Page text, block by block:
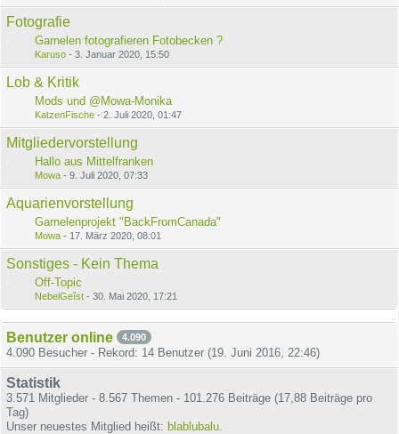
Fotografie
Garnelen fotografieren Fotobecken ?
Karuso - 3. Januar 2020, 15:50
Lob & Kritik
Mods und @Mowa-Monika
KatzenFische - 2. Juli 2020, 01:47
Mitgliedervorstellung
Hallo aus Mittelfranken
Mowa - 9. Juli 2020, 07:33
Aquarienvorstellung
Garnelenprojekt "BackFromCanada"
Mowa - 17. März 2020, 08:01
Sonstiges - Kein Thema
Off-Topic
NebelGeîst - 30. Mai 2020, 17:21
Benutzer online 4.090
4.090 Besucher - Rekord: 14 Benutzer (19. Juni 2016, 22:46)
Statistik
3.571 Mitglieder - 8.567 Themen - 101.276 Beiträge (17,88 Beiträge pro
Tag)
Unser neuestes Mitglied heißt: blablubalu